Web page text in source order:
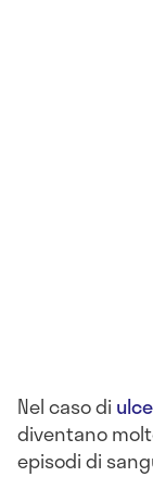
Nel caso di
diventano
episodi di